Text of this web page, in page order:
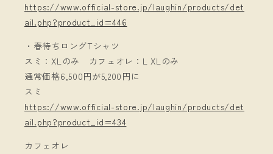
https://www.official-store.jp/laughin/products/det
ail.php?product_id=446
・春待ちロングTシャツ
スミ：XLのみ カフェオレ：L XLのみ
通常価格6,500円が5,200円に
スミ
https://www.official-store.jp/laughin/products/det
ail.php?product_id=434
カフェオレ